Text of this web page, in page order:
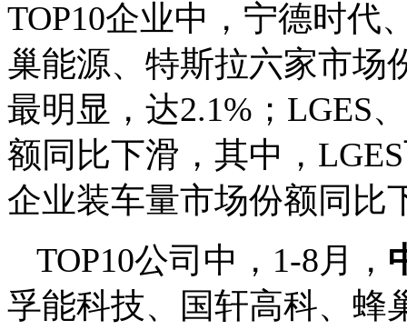
TOP10企业中，宁德时代
巢能源、特斯拉六家市场
最明显，达2.1%；LGES
额同比下滑，其中，
企业装车量市场份额同比
TOP10公司中，1-8月，
孚能科技、国轩高科、蜂